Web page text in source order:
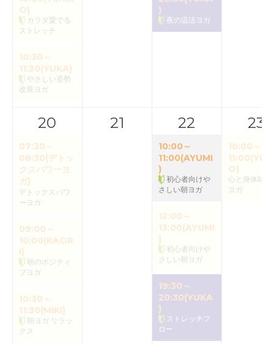
O)
カラダ愛でる
ストレッチ
10:30～
11:30(YUKA)
やさしい姿勢
改善ヨガ
)
夜の温活ヨガ
20
07:30～
08:30(デトッ
クスパワーヨ
ガ)
デトックスパワ
ーヨガ
09:00～
10:00(KAOR
I)
朝のポジティ
ブヨガ
10:30～
11:30(MIKI)
朝ヨガ リラッ
クス
21 22
10:00～
11:00(AYUMI
)
初心者向けや
さしい朝ヨガ
12:00～
13:00(AYUMI
)
初心者向けや
さしい朝ヨガ
19:30～
20:30(YUKA
)
ストレッチフ
ロー
23
10:00～
O)
心と身体味わ
ヨガ